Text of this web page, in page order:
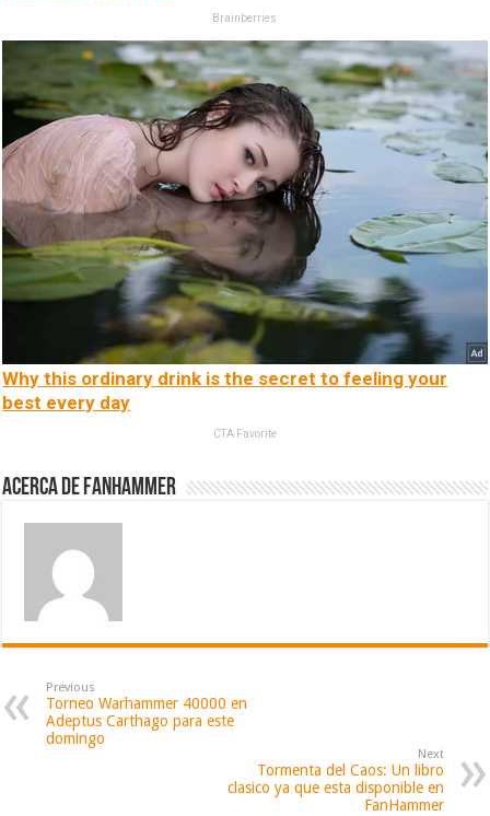
Brainberries
Why this ordinary drink is the secret to feeling your
best every day
CTA Favorite
Acerca de fanhammer
Previous
Torneo Warhammer 40000 en
Adeptus Carthago para este
domingo
Next
Tormenta del Caos: Un libro
clasico ya que esta disponible en
FanHammer